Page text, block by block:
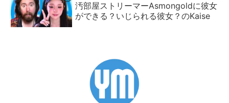
汚部屋ストリーマーAsmongoldに彼女
ができる？いじられる彼女？のKaise